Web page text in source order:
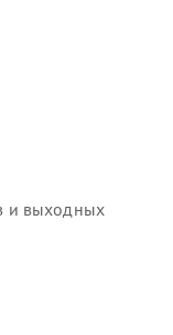
и выходных